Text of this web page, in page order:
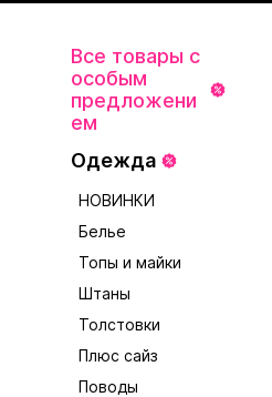
Все товары с
особым
предложени
ем
Одежда
НОВИНКИ
Белье
Топы и майки
Штаны
Толстовки
Плюс сайз
Поводы